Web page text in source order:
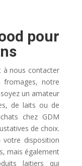
pour
à nous contacter
notre
un amateur
de laits ou de
chez GDM
de choix.
disposition
mais également
laitiers qui